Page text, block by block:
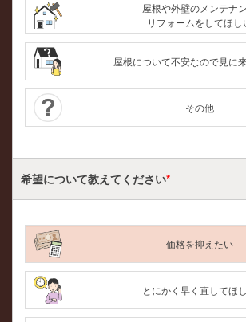
屋根や外壁のメンテナ
リフォームをしてほし
屋根について不安なので見に
その他
希望について教えてください*
価格を抑えたい
とにかく早く直してほ